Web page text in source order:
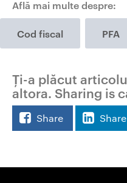
Află mai multe despre:
Cod fiscal PFA
Ți-a plăcut
altora. Sharing is
Share Share